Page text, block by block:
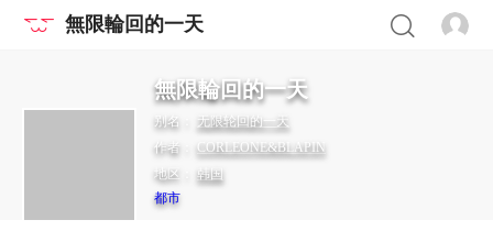
無限輪回的一天
無限輪回的一天
别名： 无限轮回的一天
作者： CORLEONE&BLAPIN
地区： 韩国
都市